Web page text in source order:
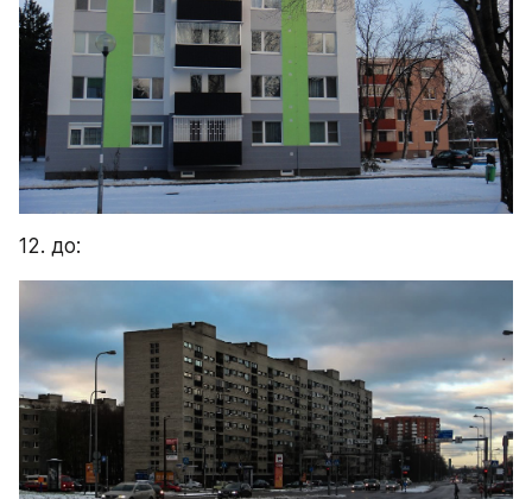
12. до: